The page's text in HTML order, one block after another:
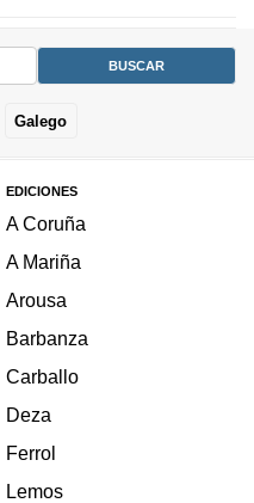
Galego
EDICIONES
A Coruña
A Mariña
Arousa
Barbanza
Carballo
Deza
Ferrol
Lemos